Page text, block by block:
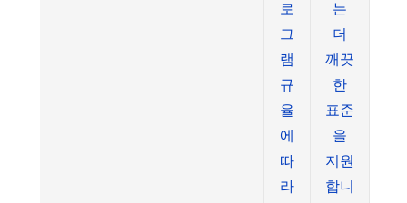
로
그
램
규
율
에
따
라
는
더
깨끗
한
표준
을
지원
합니